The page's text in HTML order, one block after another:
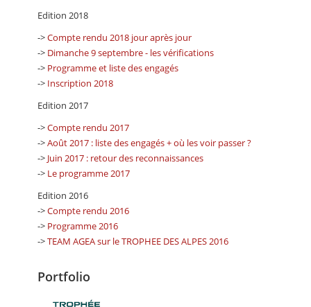
Edition 2018
->Compte rendu 2018 jour après jour
-> Dimanche 9 septembre - les vérifications
-> Programme et liste des engagés
-> Inscription 2018
Edition 2017
->Compte rendu 2017
->Août 2017 : liste des engagés + où les voir passer ?
-> Juin 2017 : retour des reconnaissances
-> Le programme 2017
Edition 2016
->Compte rendu 2016
-> Programme 2016
->TEAM AGEA sur le TROPHEE DES ALPES 2016
Portfolio